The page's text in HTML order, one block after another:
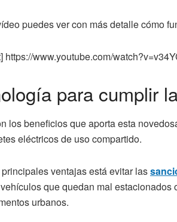
puedes ver con más detalle cómo
https://www.youtube.com/
para cumplir
los beneficios que aporta esta
eléctricos de uso compartido.
ventajas está evitar las
que quedan mal estacionados
urbanos.